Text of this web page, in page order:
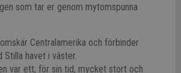
som tar er genom mytomspunna
Centralamerika och förbinder
havet i väster.
var ett, för sin tid, mycket stort och